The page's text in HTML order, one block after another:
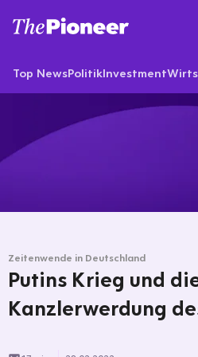
Top NewsPolitikInvestment
Zeitenwende in Deutschland
Putins Krieg und
Kanzlerwerdung